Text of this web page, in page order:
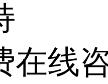
在线